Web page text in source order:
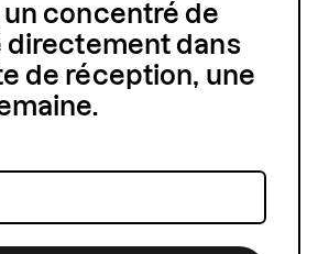
concentré de
directement dans
de réception, une